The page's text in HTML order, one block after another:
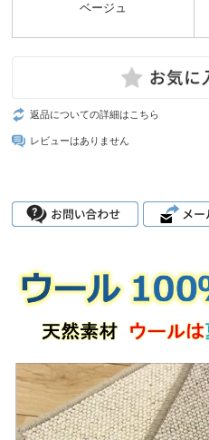
ベージュ
返品についての詳細はこちら
レビューはありません